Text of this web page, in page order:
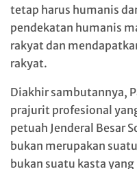
tetap harus humanis
pendekatan humanis
rakyat dan
rakyat.
Diakhir sambutannya,
prajurit profesional
petuah Jenderal Besar
bukan merupakan
bukan suatu kasta